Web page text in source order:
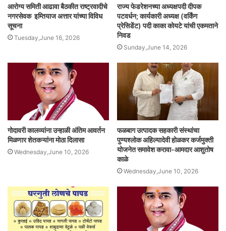
आरोग्य समिती आढावा बैठकीत राष्ट्रवादीचे
नगरसेवक इम्तियाज अत्तार यांच्या विविध
सूचना
Tuesday,June 16, 2026
राज्य फेडरेशनच्या अध्यक्षपदी दीपक
पटवर्धन; कार्यकारी अध्यक्ष (वर्किंग
प्रेसिडेंट) पदी काका कोयटे यांची एकमताने
निवड
Sunday,June 14, 2026
गोदावरी कालव्यांना उन्हाळी अंतिम आवर्तन
मिळणार शेतकऱ्यांना मोठा दिलासा
Wednesday,June 10, 2026
फळबाग उत्पादक सहकारी संस्थांचा
पुण्यश्लोक अहिल्यादेवी होळकर कर्जमुक्ती
योजनेत समावेश करावा-आमदार आशुतोष
काळे
Wednesday,June 10, 2026